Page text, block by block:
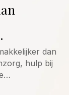
dan
hulp bij